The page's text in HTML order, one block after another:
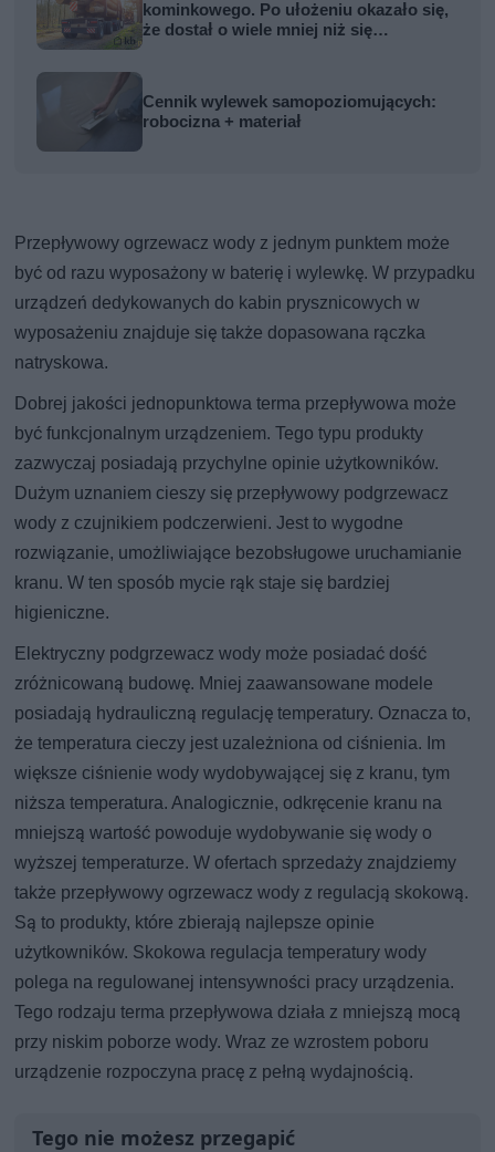
kominkowego. Po ułożeniu okazało się,
że dostał o wiele mniej niż się
Cennik wylewek samopoziomujących:
robocizna + materiał
Przepływowy ogrzewacz wody z jednym punktem może
być od razu wyposażony w baterię i wylewkę. W przypadku
urządzeń dedykowanych do kabin prysznicowych w
wyposażeniu znajduje się także dopasowana rączka
natryskowa.
Dobrej jakości jednopunktowa terma przepływowa może
być funkcjonalnym urządzeniem. Tego typu produkty
zazwyczaj posiadają przychylne opinie użytkowników.
Dużym uznaniem cieszy się przepływowy podgrzewacz
wody z czujnikiem podczerwieni. Jest to wygodne
rozwiązanie, umożliwiające bezobsługowe uruchamianie
kranu. W ten sposób mycie rąk staje się bardziej
higieniczne.
Elektryczny podgrzewacz wody może posiadać dość
zróżnicowaną budowę. Mniej zaawansowane modele
posiadają hydrauliczną regulację temperatury. Oznacza to,
że temperatura cieczy jest uzależniona od ciśnienia. Im
większe ciśnienie wody wydobywającej się z kranu, tym
niższa temperatura. Analogicznie, odkręcenie kranu na
mniejszą wartość powoduje wydobywanie się wody o
wyższej temperaturze. W ofertach sprzedaży znajdziemy
także przepływowy ogrzewacz wody z regulacją skokową.
Są to produkty, które zbierają najlepsze opinie
użytkowników. Skokowa regulacja temperatury wody
polega na regulowanej intensywności pracy urządzenia.
Tego rodzaju terma przepływowa działa z mniejszą mocą
przy niskim poborze wody. Wraz ze wzrostem poboru
urządzenie rozpoczyna pracę z pełną wydajnością.
Tego nie możesz przegapić